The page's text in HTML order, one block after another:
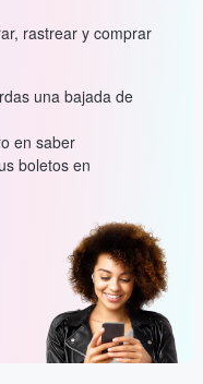
rastrear y comprar
una bajada de
en saber
boletos en